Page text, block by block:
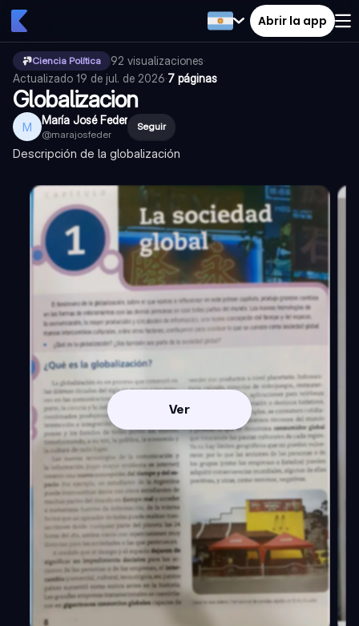
Abrir la app
Ciencia Política 92 visualizaciones·
Actualizado 19 de jul. de 2026·7 páginas
Globalizacion
M María José Feder
@marajosfeder
Seguir
Descripción de la globalización
Ver